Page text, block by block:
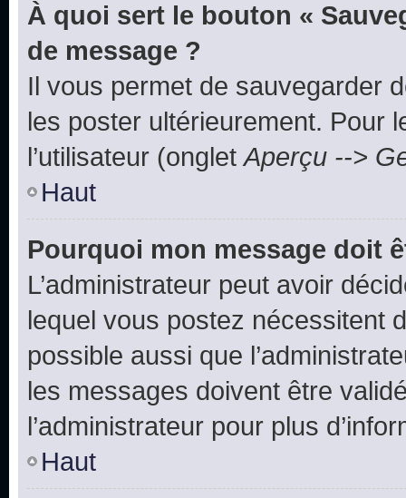
À quoi sert le bouton «
de message ?
Il vous permet de sauvegarder
les poster ultérieurement. Pour
l’utilisateur (ongletAperçu -->
Haut
Pourquoi mon message doit
L’administrateur peut avoir
lequel vous postez nécessitent
possible aussi que
les messages doivent être
l’administrateur pour plus
Haut